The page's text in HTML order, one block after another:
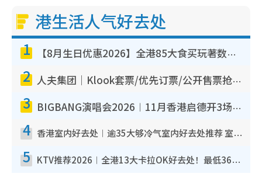
港生活人气好去处
1 【8月生日优惠2026】全港85大食买玩著数攻略 自助餐/火锅放题同行免费＋诚品/DONKI送现金券
2 人夫集团｜Klook套票/优先订票/公开售票抢票攻略！附票价.购票连结.场地座位表
3 BIGBANG演唱会2026︱11月香港启德开3场！实名制VIP申请、优先购票攻略
4 香港室内好去处︱逾35大够冷气室内好去处推荐 室内活动免费避雨无惧下雨
5 KTV推荐2026︱全港13大卡拉OK好去处！最低36元起 日语歌都有！(附地址+收费详情)